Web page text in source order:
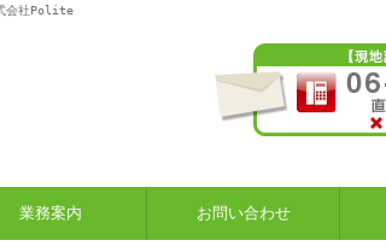
会社Polite
業務案内 お問い合わせ